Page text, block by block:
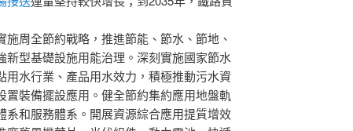
施周全節約戰略，推進節能、節水、節地、
型基礎設施用能治理。深刻實施國家節水
水行業、產品用水效力，積極推動污水資
置裝備擺設應用。健全節約集約應用地盤軌
和服務體系。開展資源綜合應用提質增效